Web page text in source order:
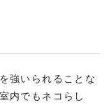
強いられることな
内でもネコらし